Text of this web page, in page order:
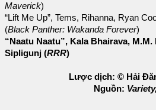
Maverick)
“Lift Me Up”, Tems, Rihanna, Ryan
(Black Panther: Wakanda Forever)
“Naatu Naatu”, Kala Bhairava, M.M.
Sipligunj (RRR)
Lược dịch: © Hải
Nguồn: